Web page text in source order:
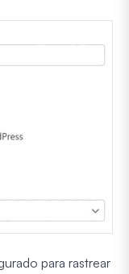
para rastrear